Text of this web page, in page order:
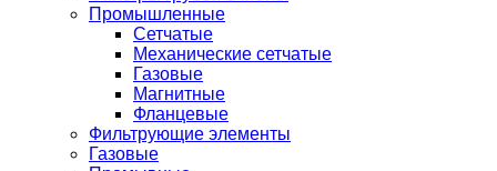
Промышленные
Сетчатые
Механические сетчатые
Газовые
Магнитные
Фланцевые
Фильтрующие элементы
Газовые